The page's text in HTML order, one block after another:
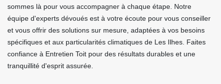
sommes là pour vous accompagner à chaque étape. Notre
équipe d'experts dévoués est à votre écoute pour vous conseiller
et vous offrir des solutions sur mesure, adaptées à vos besoins
spécifiques et aux particularités climatiques de Les Ilhes. Faites
confiance à Entretien Toit pour des résultats durables et une
tranquillité d'esprit assurée.